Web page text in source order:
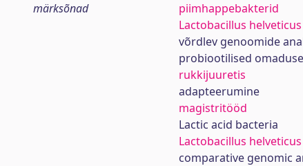
märksõnad
piimhappebakterid
Lactobacillus helveticus
võrdlev genoomide
probiootilised
rukkijuuretis
adapteerumine
magistritööd
Lactic acid bacteria
Lactobacillus helveticus
comparative genomic